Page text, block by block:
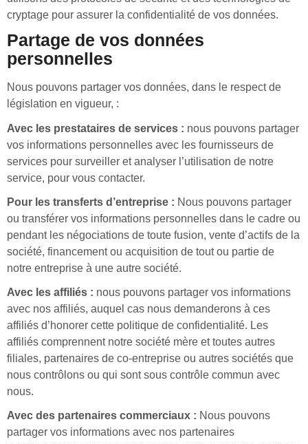
cryptage pour assurer la confidentialité de vos données.
Partage de vos données
personnelles
Nous pouvons partager vos données, dans le respect de
législation en vigueur, :
Avec les prestataires de services : nous pouvons partager
vos informations personnelles avec les fournisseurs de
services pour surveiller et analyser l’utilisation de notre
service, pour vous contacter.
Pour les transferts d’entreprise : Nous pouvons partager
ou transférer vos informations personnelles dans le cadre ou
pendant les négociations de toute fusion, vente d’actifs de la
société, financement ou acquisition de tout ou partie de
notre entreprise à une autre société.
Avec les affiliés : nous pouvons partager vos informations
avec nos affiliés, auquel cas nous demanderons à ces
affiliés d’honorer cette politique de confidentialité. Les
affiliés comprennent notre société mère et toutes autres
filiales, partenaires de co-entreprise ou autres sociétés que
nous contrôlons ou qui sont sous contrôle commun avec
nous.
Avec des partenaires commerciaux : Nous pouvons
partager vos informations avec nos partenaires